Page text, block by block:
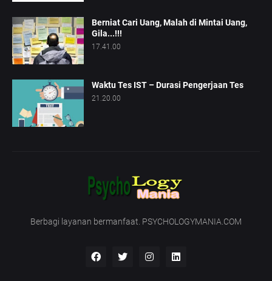
Berniat Cari Uang, Malah di Mintai Uang,
Gila...!!!
17.41.00
Waktu Tes IST – Durasi Pengerjaan Tes
21.20.00
Berbagi layanan bermanfaat. PSYCHOLOGYMANIA.COM